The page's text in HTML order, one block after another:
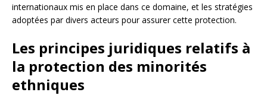
internationaux mis en place dans ce domaine, et les stratégies
adoptées par divers acteurs pour assurer cette protection.
Les principes juridiques relatifs à
la protection des minorités
ethniques